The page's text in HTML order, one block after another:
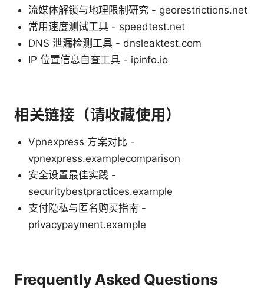
流媒体解锁与地理限制研究 - georestrictions.net
常用速度测试工具 - speedtest.net
DNS 泄漏检测工具 - dnsleaktest.com
IP 位置信息自查工具 - ipinfo.io
相关链接（请收藏使用）
Vpnexpress 方案对比 -
vpnexpress.examplecomparison
安全设置最佳实践 -
securitybestpractices.example
支付隐私与匿名购买指南 -
privacypayment.example
Frequently Asked Questions